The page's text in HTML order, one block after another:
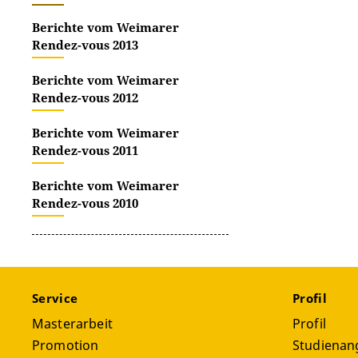
Berichte vom Weimarer
Rendez-vous 2013
Berichte vom Weimarer
Rendez-vous 2012
Berichte vom Weimarer
Rendez-vous 2011
Berichte vom Weimarer
Rendez-vous 2010
Service
Masterarbeit
Promotion
Profil
Profil